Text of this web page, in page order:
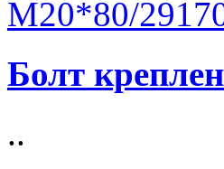
Болт
..